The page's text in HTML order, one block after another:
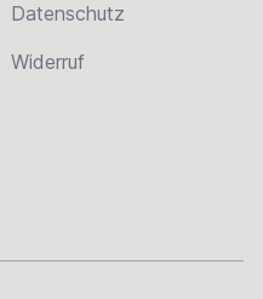
Datenschutz
Widerruf